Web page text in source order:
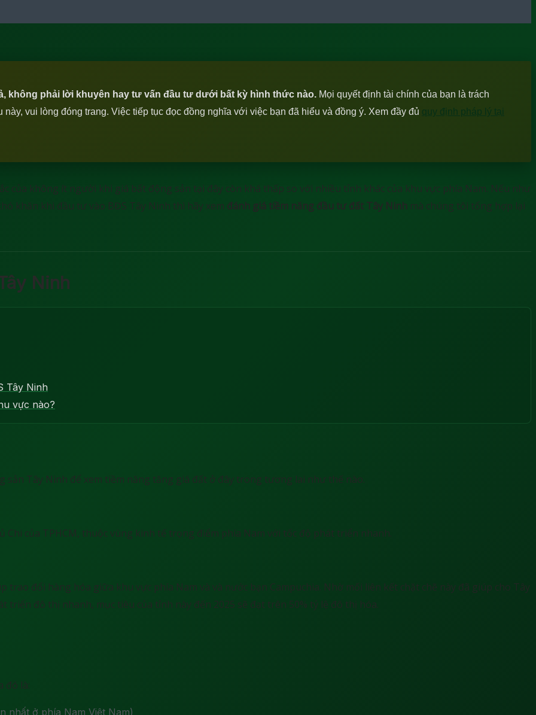
không phải lời khuyên hay tư vấn đầu tư dưới bất kỳ hình thức nào. Mọi quyết định tài chính của bạn là trách
vui lòng đóng trang. Việc tiếp tục đọc đồng nghĩa với việc bạn đã hiểu và đồng ý. Xem đầy đủ quy định pháp lý tại
của không ít người khi giá bất động sản tại đây còn khá thấp so với nhiều tỉnh khác của khu vực phía Nam. Nếu như
khăn khi đầu tư vào BĐS Tây Ninh thì hãy xem đánh giá tiềm năng đầu tư đất Tây Ninh mà chúng tôi tổng hợp lại
Ninh
Tây Ninh
vực nào?
Tây Ninh để xem tiềm năng tăng giá đất ở đây trong tương lai như thế nào.
Chi của TPHCM, thuộc vùng kinh tế trọng điểm phía Nam với tốc độ phát triển nhanh.
đổi hàng hóa giữa khu vực phía Nam và và nước bạn Campuchia. Nhờ mối liên kết chặt chẽ này đã giúp cho Tây
đô thị nhanh, mục tiêu của tỉnh này đến 2025 sẽ đạt trên 50% tỷ lệ đô thị hóa.
đó là:
nhất ở phía Nam Việt Nam)